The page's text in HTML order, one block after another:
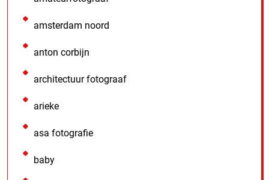
amsterdam noord
anton corbijn
architectuur fotograaf
arieke
asa fotografie
baby